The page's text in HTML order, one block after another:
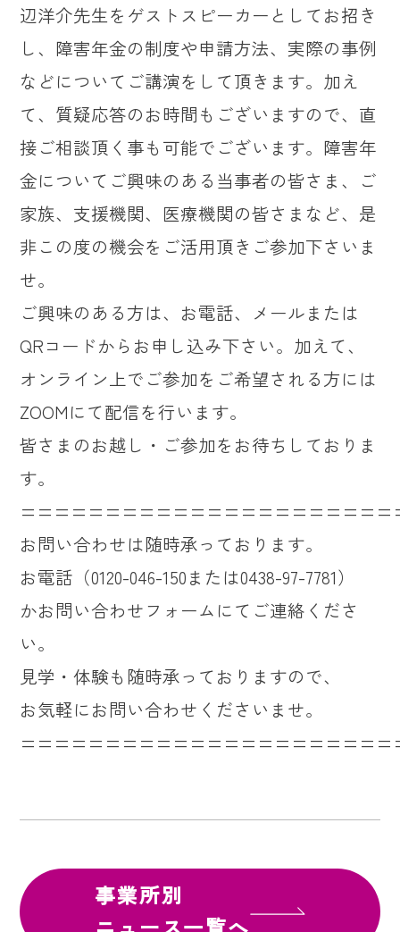
辺洋介先生をゲストスピーカーとしてお招き
し、障害年金の制度や申請方法、実際の事例
などについてご講演をして頂きます。加え
て、質疑応答のお時間もございますので、直
接ご相談頂く事も可能でございます。障害年
金についてご興味のある当事者の皆さま、ご
家族、支援機関、医療機関の皆さまなど、是
非この度の機会をご活用頂きご参加下さいま
せ。
ご興味のある方は、お電話、メールまたは
QRコードからお申し込み下さい。加えて、
オンライン上でご参加をご希望される方には
ZOOMにて配信を行います。
皆さまのお越し・ご参加をお待ちしておりま
す。
お問い合わせは随時承っております。
お電話（0120-046-150または0438-97-7781）
かお問い合わせフォームにてご連絡くださ
い。
見学・体験も随時承っておりますので、
お気軽にお問い合わせくださいませ。
事業所別